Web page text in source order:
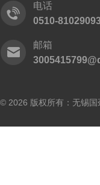
电话
0510-
邮箱
© 2026 版权所有：无锡